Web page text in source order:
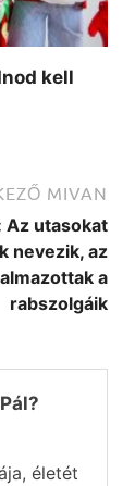
kell
MIVAN
Az utasokat
nevezik, az
a
rabszolgáik
életét